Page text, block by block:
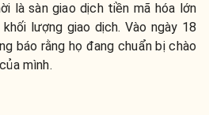
là sàn giao dịch tiền mã hóa lớn
lượng giao dịch. Vào ngày 18
báo rằng họ đang chuẩn bị chào
mình.